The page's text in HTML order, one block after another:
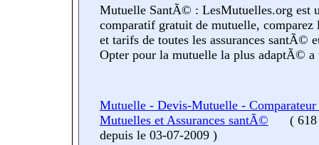
Mutuelle SantÃ© : LesMutuelles.org est
comparatif gratuit de mutuelle, comparez
et tarifs de toutes les assurances santÃ©
Opter pour la mutuelle la plus adaptÃ© a
Mutuelle - Devis-Mutuelle - Comparateur
Mutuelles et Assurances santÃ© (
depuis le 03-07-2009 )